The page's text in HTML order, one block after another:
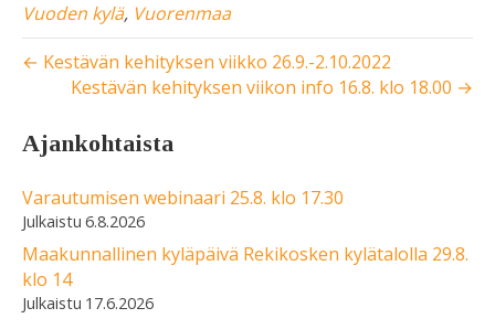
Vuoden kylä, Vuorenmaa
← Kestävän kehityksen viikko 26.9.-2.10.2022
Kestävän kehityksen viikon info 16.8. klo 18.00 →
Ajankohtaista
Varautumisen webinaari 25.8. klo 17.30
6.8.2026
Maakunnallinen kyläpäivä Rekikosken kylätalolla 29.8.
klo 14
17.6.2026